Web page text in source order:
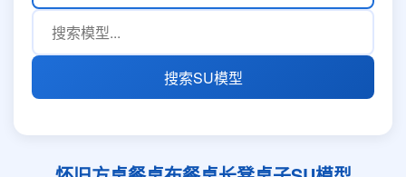
搜索SU模型